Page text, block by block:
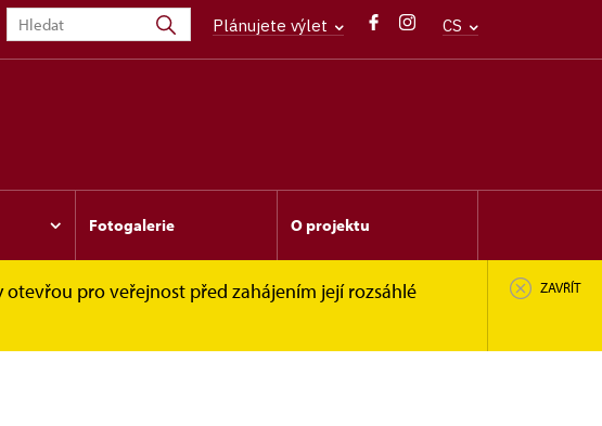
Plánujete výlet CS
Fotogalerie O projektu
otevřou pro veřejnost před zahájením její rozsáhlé
ZAVŘÍT